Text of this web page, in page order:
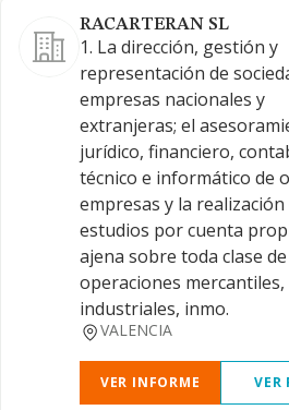
RACARTERAN SL
1. La dirección, gestión y
representación de
empresas nacionales y
extranjeras; el
jurídico, financiero,
técnico e informático de
empresas y la realización
estudios por cuenta
ajena sobre toda clase de
operaciones mercantiles,
industriales, inmo.
VALENCIA
VER INFORME VER